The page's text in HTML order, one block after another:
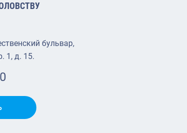
бульвар,
1, д. 15.